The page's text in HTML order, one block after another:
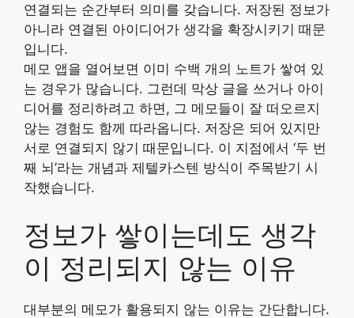
연결되는 순간부터 의미를 갖습니다. 저장된 정보가
아니라 연결된 아이디어가 생각을 확장시키기 때문
입니다.
메모 앱을 열어보면 이미 수백 개의 노트가 쌓여 있
는 경우가 많습니다. 그런데 막상 글을 쓰거나 아이
디어를 정리하려고 하면, 그 메모들이 잘 떠오르지
않는 경험도 함께 따라옵니다. 저장은 되어 있지만
서로 연결되지 않기 때문입니다. 이 지점에서 ‘두 번
째 뇌’라는 개념과 제텔카스텐 방식이 주목받기 시
작했습니다.
정보가 쌓이는데도 생각
이 정리되지 않는 이유
대부분의 메모가 활용되지 않는 이유는 간단합니다.